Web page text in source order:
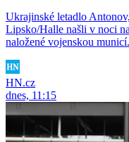
Ukrajinské letadlo
Lipsko/Halle našli v noci
naložené vojenskou
HN.cz
dnes, 11:15